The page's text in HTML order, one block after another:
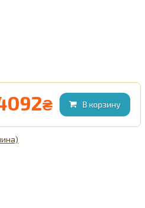
₴